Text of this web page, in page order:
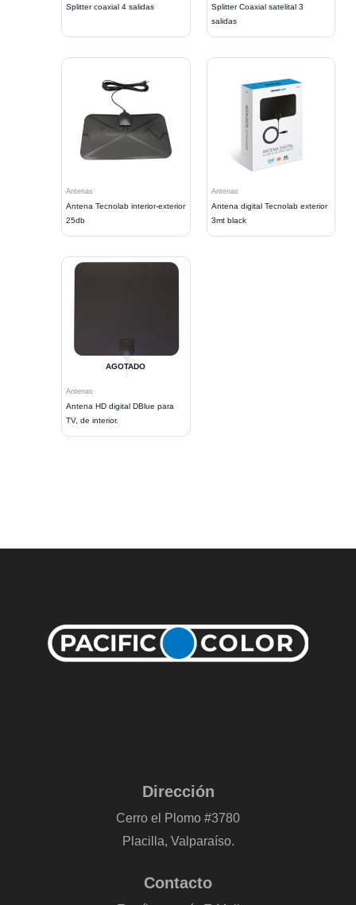
Splitter coaxial 4 salidas
Splitter Coaxial satelital 3
salidas
Antenas
Antena Tecnolab interior-exterior
25db
Antenas
Antena digital Tecnolab exterior
3mt black
AGOTADO
Antenas
Antena HD digital DBlue para
TV, de interior.
Dirección
Cerro el Plomo #3780
Placilla, Valparaíso.
Contacto